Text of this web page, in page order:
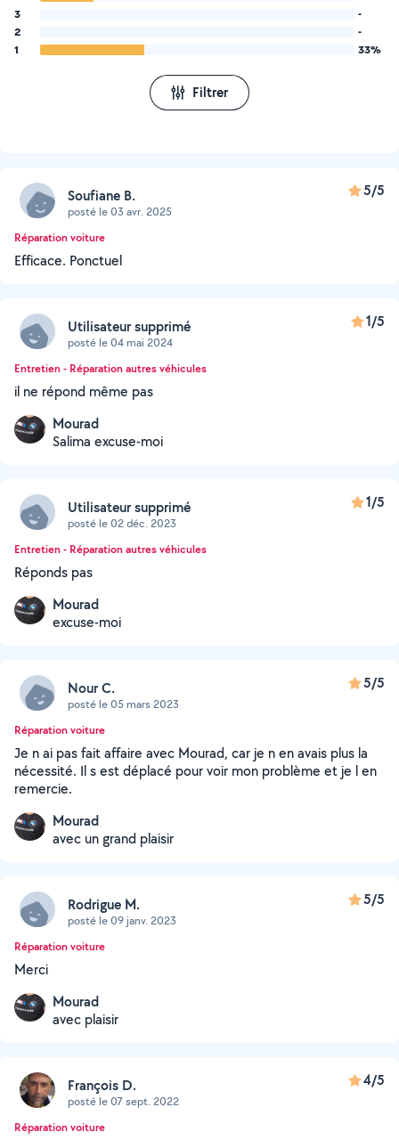
3
-
2
-
1
33%
Filtrer
Soufiane B.
posté le 03 avr. 2025
5/5
Réparation voiture
Efficace. Ponctuel
Utilisateur supprimé
posté le 04 mai 2024
1/5
Entretien - Réparation autres véhicules
il ne répond même pas
Mourad
Salima excuse-moi
Utilisateur supprimé
posté le 02 déc. 2023
1/5
Entretien - Réparation autres véhicules
Réponds pas
Mourad
excuse-moi
Nour C.
posté le 05 mars 2023
5/5
Réparation voiture
Je n ai pas fait affaire avec Mourad, car je n en avais plus la
nécessité. Il s est déplacé pour voir mon problème et je l en
remercie.
Mourad
avec un grand plaisir
Rodrigue M.
posté le 09 janv. 2023
5/5
Réparation voiture
Merci
Mourad
avec plaisir
François D.
posté le 07 sept. 2022
4/5
Réparation voiture